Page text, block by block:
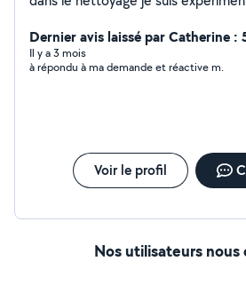
de nice .merci de me contacter
Dernier avis laissé par Catherine :
Il y a 3 mois
à répondu à ma demande et réactive m.
Voir le profil
Nos utilisateurs nous